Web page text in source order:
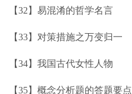
【32】易混淆的哲学名言
【33】对策措施之万变归一
【34】我国古代女性人物
【35】概念分析题的答题要点